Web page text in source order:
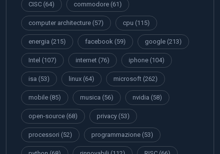
CISC (64) commodore (61)
computer architecture (57) cpu (115)
energia (215) facebook (59) google (213)
Intel (107) internet (76) iphone (104)
isa (53) linux (64) microsoft (262)
mobile (85) musica (56) nvidia (58)
open-source (68) privacy (53)
processori (52) programmazione (53)